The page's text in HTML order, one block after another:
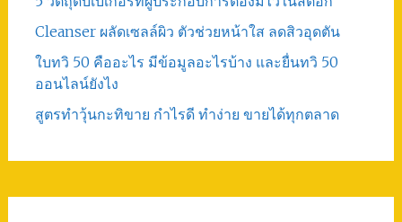
Cleanser ผลัดเซลล์ผิว ตัวช่วยหน้าใส ลดสิวอุดตัน
ใบทวิ 50 คืออะไร มีข้อมูลอะไรบ้าง และยื่นทวิ 50
ออนไลน์ยังไง
สูตรทําวุ้นกะทิขาย กำไรดี ทำง่าย ขายได้ทุกตลาด